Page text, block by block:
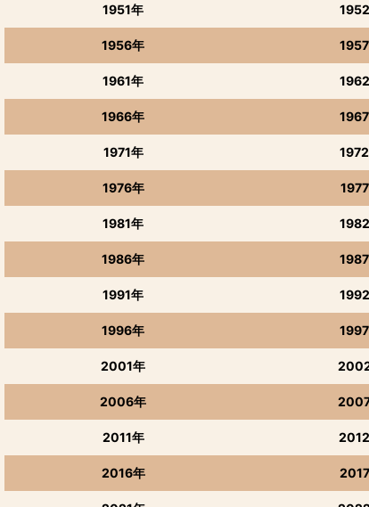
1951年
1956年
1961年
1966年
1971年
1976年
1981年
1986年
1991年
1996年
2001年
2006年
2011年
2016年